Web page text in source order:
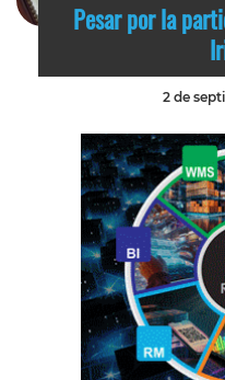
Pesar por la
2 de